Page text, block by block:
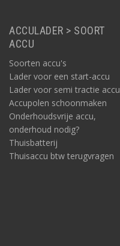
ACCULADER > SOORT
ACCU
Soorten accu's
Lader voor een start-accu
Lader voor semi tractie accu
Accupolen schoonmaken
Onderhoudsvrije accu,
onderhoud nodig?
Thuisbatterij
Thuisaccu btw terugvragen